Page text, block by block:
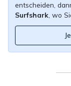
entscheiden,
Surfshark, wo